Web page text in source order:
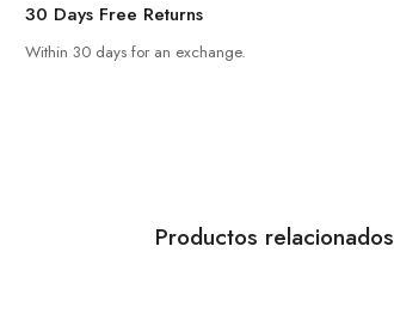
30 Days Free Returns
Within 30 days for an exchange.
Productos relacionados